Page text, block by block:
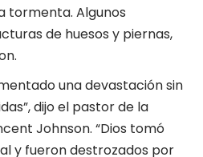
tormenta. Algunos
de huesos y piernas,
una devastación sin
dijo el pastor de la
Johnson. “Dios tomó
y fueron destrozados por